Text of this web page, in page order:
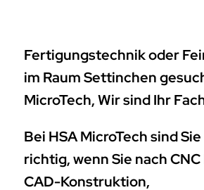
Fertigungstechnik oder
im Raum Settinchen
MicroTech, Wir sind Ihr
Bei HSA MicroTech sind
richtig, wenn Sie nach CNC
CAD-Konstruktion,